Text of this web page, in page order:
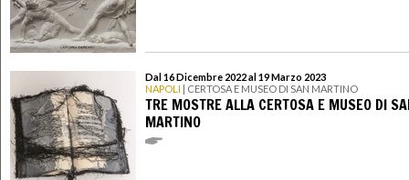
Dal 16 Dicembre 2022 al 19 Marzo 2023
NAPOLI | CERTOSA E MUSEO DI SAN MARTINO
TRE MOSTRE ALLA CERTOSA E MUSEO DI
MARTINO